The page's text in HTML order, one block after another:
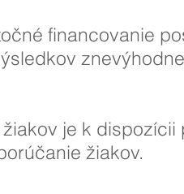
financovanie
je k
žiakov.